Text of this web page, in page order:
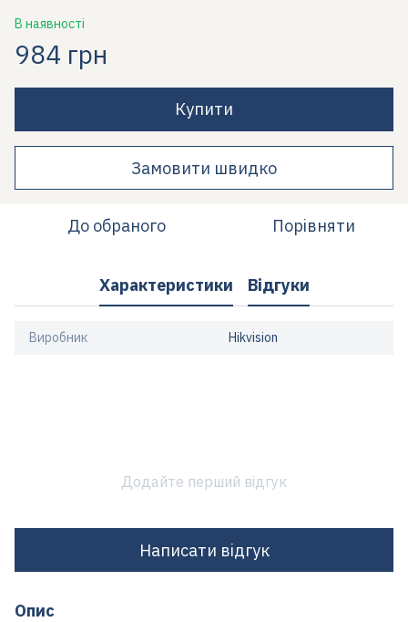
В наявності
984 грн
Купити
Замовити швидко
До обраного Порівняти
Характеристики Відгуки
Виробник Hikvision
Додайте перший відгук
Написати відгук
Опис